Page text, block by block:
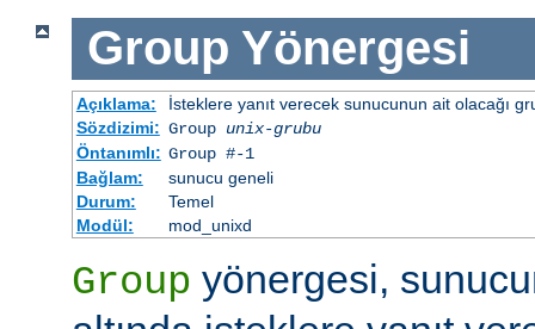
Group Yönergesi
Açıklama:
İsteklere yanıt verecek sunucunun ait olacağı
Sözdizimi: Group unix-grubu
Öntanımlı: Group #-1
Bağlam:
sunucu geneli
Durum:
Temel
Modül:
mod_unixd
Group yönergesi,